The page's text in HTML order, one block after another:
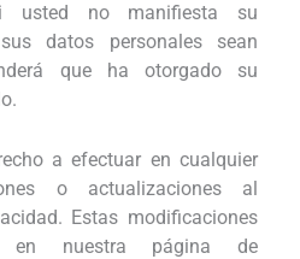
usted no manifiesta su
datos personales sean
que ha otorgado su
a efectuar en cualquier
o actualizaciones al
Estas modificaciones
en nuestra página de